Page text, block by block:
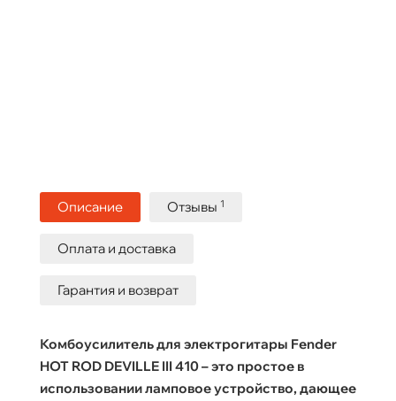
Описание Отзывы 1
Оплата и доставка
Гарантия и возврат
Комбоусилитель для электрогитары Fender
HOT ROD DEVILLE III 410 – это простое в
использовании ламповое устройство, дающее